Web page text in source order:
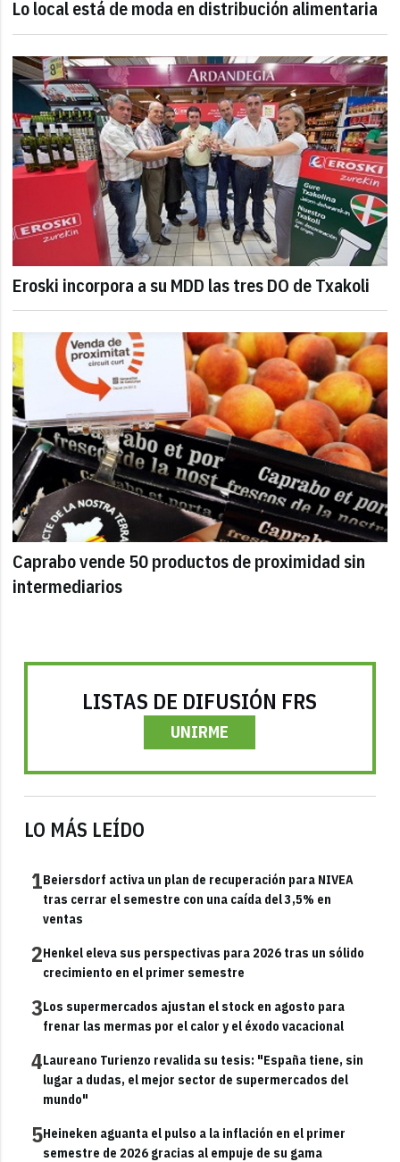
Lo local está de moda en distribución alimentaria
Eroski incorpora a su MDD las tres DO de Txakoli
Caprabo vende 50 productos de proximidad sin
intermediarios
LISTAS DE DIFUSIÓN FRS
UNIRME
LO MÁS LEÍDO
1Beiersdorf activa un plan de recuperación para NIVEA
tras cerrar el semestre con una caída del 3,5% en
ventas
2Henkel eleva sus perspectivas para 2026 tras un sólido
crecimiento en el primer semestre
3Los supermercados ajustan el stock en agosto para
frenar las mermas por el calor y el éxodo vacacional
4Laureano Turienzo revalida su tesis: "España tiene, sin
lugar a dudas, el mejor sector de supermercados del
mundo"
5Heineken aguanta el pulso a la inflación en el primer
semestre de 2026 gracias al empuje de su gama